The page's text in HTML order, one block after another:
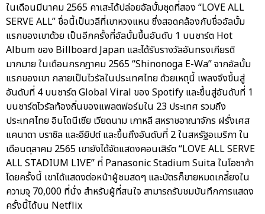
ในเดือนมีนาคม 2565 คาเสะได้ปล่อยอัลบั้มชุดที่สอง “LOVE ALL
SERVE ALL” ชื่อนี้เป็นวลีที่เขาหวงแหน ซึ่งสอดคล้องกับชื่ออัลบั้ม
แรกของเขาด้วย เป็นอีกครั้งที่อัลบั้มขึ้นอันดับ 1 บนชาร์ต Hot
Album ของ Billboard Japan และได้รับรางวัลอันทรงเกียรติ
มากมาย ในเดือนกรกฎาคม 2565 “Shinonoga E-Wa” จากอัลบั้ม
แรกของเขา กลายเป็นไวรัลในประเทศไทย ด้วยเหตุนี้ เพลงจึงขึ้นสู่
อันดับที่ 4 บนชาร์ต Global Viral ของ Spotify และขึ้นสู่อันดับที่ 1
บนชาร์ตไวรัลท้องถิ่นของแพลตฟอร์มใน 23 ประเทศ รวมถึง
ประเทศไทย อินโดนีเซีย เวียดนาม เกาหลี สหราชอาณาจักร ฝรั่งเศส
แคนาดา บราซิล และอียิปต์ และขึ้นถึงอันดับที่ 2 ในสหรัฐอเมริกา ใน
เดือนตุลาคม 2565 เขายังได้จัดแสดงคอนเสิร์ต “LOVE ALL SERVE
ALL STADIUM LIVE” ที่ Panasonic Stadium Suita ในโอซาก้า
โดยครั้งนี้ เขาได้แสดงต่อหน้าผู้ชมสดๆ และบัตรก็ขายหมดเกลี้ยงใน
ความจุ 70,000 ที่นั่ง สำหรับผู้ที่สนใจ สามารถรับชมบันทึกการแสดง
ครั้งนี้ได้บน Netflix